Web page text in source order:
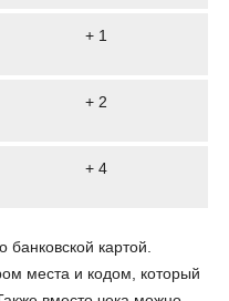
+ 1
+ 2
+ 4
картой.
места и кодом, который